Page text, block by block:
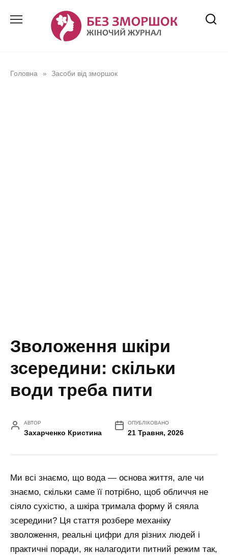
Головна » Засоби від зморшок
Зволоження шкіри
зсередини: скільки
води треба пити
АВТОР
Захарченко Кристина
ОПУБЛІКОВАНО
21 Травня, 2026
Ми всі знаємо, що вода — основа життя, але чи
знаємо, скільки саме її потрібно, щоб обличчя не
сіяло сухістю, а шкіра тримала форму й сяяла
зсередини? Ця стаття розбере механіку
зволоження, реальні цифри для різних людей і
практичні поради, як налагодити питний режим так,